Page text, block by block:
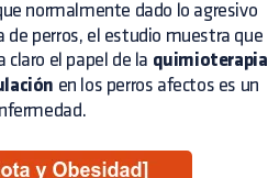
normalmente dado lo agresivo
perros, el estudio muestra que
claro el papel de la quimioterapia
en los perros afectos es un